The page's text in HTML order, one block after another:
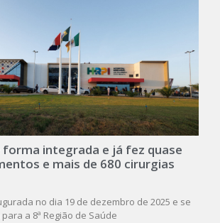
forma integrada e já fez quase
e mais de 680 cirurgias
no dia 19 de dezembro de 2025 e se
a 8ª Região de Saúde